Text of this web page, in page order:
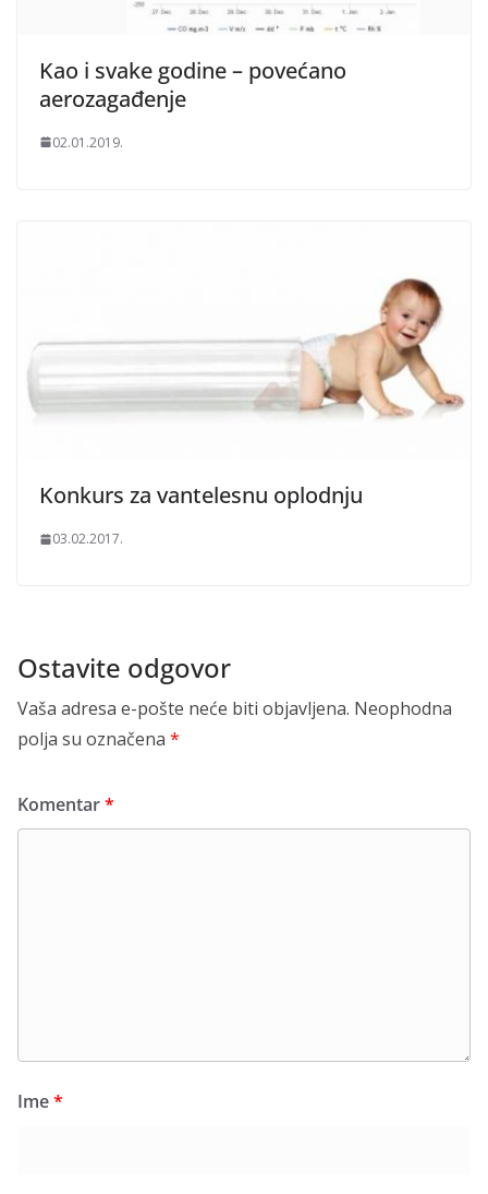
Kao i svake godine – povećano
aerozagađenje
02.01.2019.
Konkurs za vantelesnu oplodnju
03.02.2017.
Ostavite odgovor
Vaša adresa e-pošte neće biti objavljena. Neophodna
polja su označena *
Komentar*
Ime*